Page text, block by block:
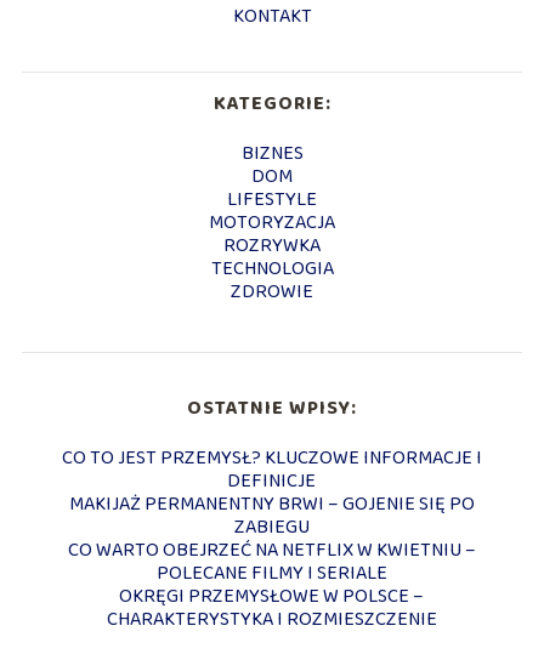
KONTAKT
KATEGORIE:
BIZNES
DOM
LIFESTYLE
MOTORYZACJA
ROZRYWKA
TECHNOLOGIA
ZDROWIE
OSTATNIE WPISY:
CO TO JEST PRZEMYSŁ? KLUCZOWE INFORMACJE I
DEFINICJE
MAKIJAŻ PERMANENTNY BRWI – GOJENIE SIĘ PO
ZABIEGU
CO WARTO OBEJRZEĆ NA NETFLIX W KWIETNIU –
POLECANE FILMY I SERIALE
OKRĘGI PRZEMYSŁOWE W POLSCE –
CHARAKTERYSTYKA I ROZMIESZCZENIE